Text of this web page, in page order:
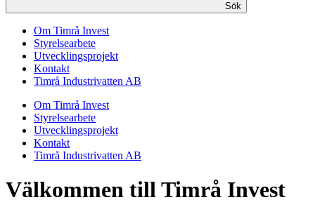
Sök
Om Timrå Invest
Styrelsearbete
Utvecklingsprojekt
Kontakt
Timrå Industrivatten AB
Om Timrå Invest
Styrelsearbete
Utvecklingsprojekt
Kontakt
Timrå Industrivatten AB
Välkommen till Timrå Invest